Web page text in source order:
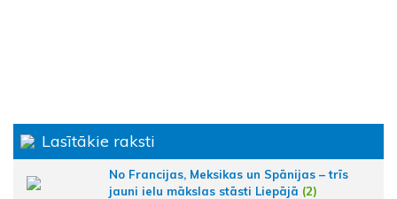
Lasītākie raksti
No Francijas, Meksikas un Spānijas – trīs
jauni ielu mākslas stāsti Liepājā (2)